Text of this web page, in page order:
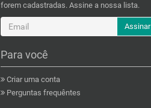
forem cadastradas. Assine a nossa lista.
Assinar
Para você
Criar uma conta
Perguntas frequêntes